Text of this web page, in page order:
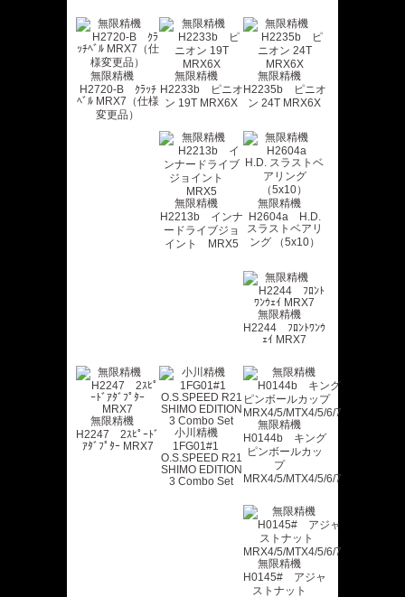
無限精機
H2720-B ｸﾗｯﾁ
ﾍﾞﾙ MRX7（仕様
変更品）
無限精機
H2233b ピニオ
ン 19T MRX6X
無限精機
H2235b ピニオ
ン 24T MRX6X
無限精機
H2213b インナ
ードライブジョ
イント MRX5
無限精機
H2604a H.D.
スラストベアリ
ング （5x10）
無限精機
H2244 ﾌﾛﾝﾄﾜﾝｳ
ｪｲ MRX7
無限精機
H2247 2ｽﾋﾟｰﾄﾞ
ｱﾀﾞﾌﾟﾀｰ MRX7
小川精機
1FG01#1
O.S.SPEED R21
SHIMO EDITION
3 Combo Set
無限精機
H0144b キング
ピンボールカッ
プ
MRX4/5/MTX4/5/6/7
無限精機
H0145# アジャ
ストナット